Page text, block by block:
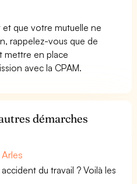
que votre mutuelle ne
rappelez-vous que de
mettre en place
avec la CPAM.
démarches
du travail ? Voilà les